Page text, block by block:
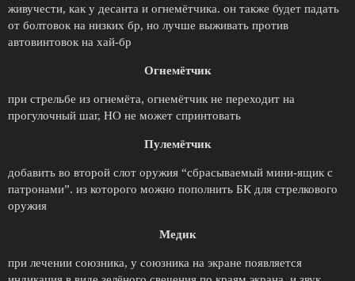
живучести, как у десанта и огнемётчика. он также будет падать
от болтовок на низких бр, но лучше выживать против
автовинтовок на хай-бр
Огнемётчик
при стрельбе из огнемёта, огнемётчик не переходит на
прогулочный шаг, НО не может спринтовать
Пулемётчик
добавить во второй слот оружия “сбрасываемый мини-ящик с
патронами”. из которого можно пополнить БК для стрелкового
оружия
Медик
при лечении союзника, у союзника на экране появляется